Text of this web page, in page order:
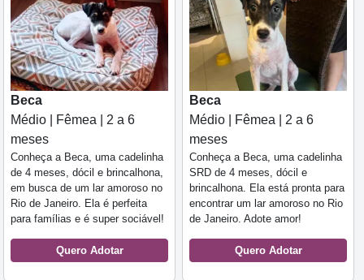
Beca
Médio | Fêmea | 2 a 6
meses
Conheça a Beca, uma cadelinha
de 4 meses, dócil e brincalhona,
em busca de um lar amoroso no
Rio de Janeiro. Ela é perfeita
para famílias e é super sociável!
Quero Adotar
Beca
Médio | Fêmea | 2 a 6
meses
Conheça a Beca, uma cadelinha
SRD de 4 meses, dócil e
brincalhona. Ela está pronta para
encontrar um lar amoroso no Rio
de Janeiro. Adote amor!
Quero Adotar